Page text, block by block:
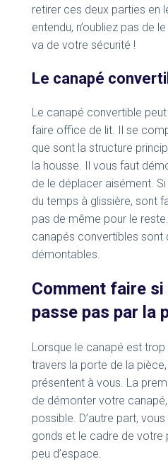
retirer ces deux parties en
entendu, n’oubliez pas de
va de votre sécurité !
Le canapé
Le canapé convertible
faire office de lit. Il se
que sont la structure
la housse. Il vous faut
de le déplacer aisément.
du temps à glissière, sont
pas de même pour le
canapés convertibles sont
démontables.
Comment faire si
passe pas par la
Lorsque le canapé est
travers la porte de la
présentent à vous. La
de démonter votre
possible. D’autre part,
gonds et le cadre de votre
peu d’espace.